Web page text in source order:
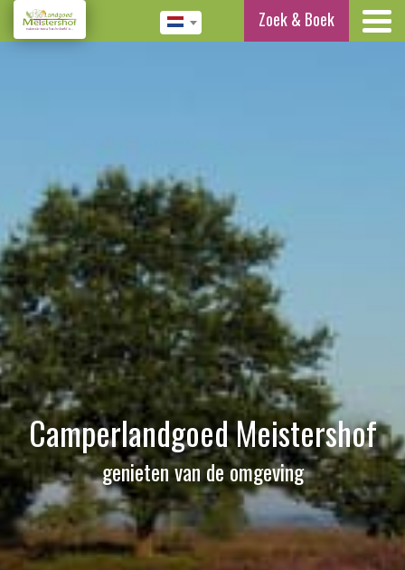
Zoek & Boek
Camperlandgoed Meistershof
genieten van de omgeving